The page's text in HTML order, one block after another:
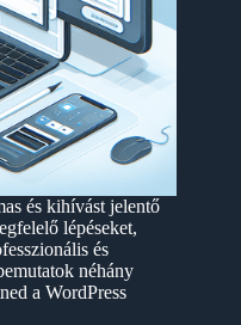
és kihívást jelentő
lépéseket,
és
néhány
a WordPress